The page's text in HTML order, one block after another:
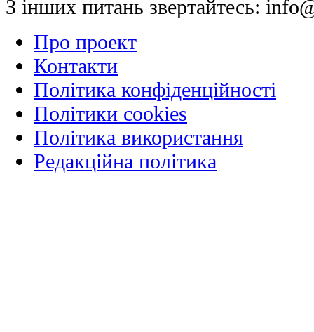
З інших питань звертайтесь:
Про проект
Контакти
Політика конфіденційності
Політики cookies
Політика використання
Редакційна політика